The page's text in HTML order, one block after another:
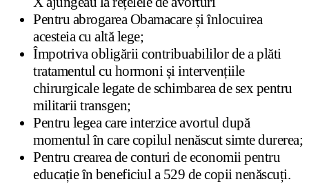
Pentru abrogarea Obamacare și înlocuirea
acesteia cu altă lege;
Împotriva obligării contribuabililor de a plăti
tratamentul cu hormoni și intervențiile
chirurgicale legate de schimbarea de sex pentru
militarii transgen;
Pentru legea care interzice avortul după
momentul în care copilul nenăscut simte durerea;
Pentru crearea de conturi de economii pentru
educație în beneficiul a 529 de copii nenăscuți.